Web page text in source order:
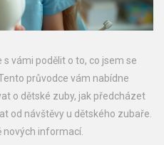
vámi podělit o to, co jsem se
průvodce vám nabídne
o dětské zuby, jak předcházet
od návštěvy u dětského zubaře.
nových informací.